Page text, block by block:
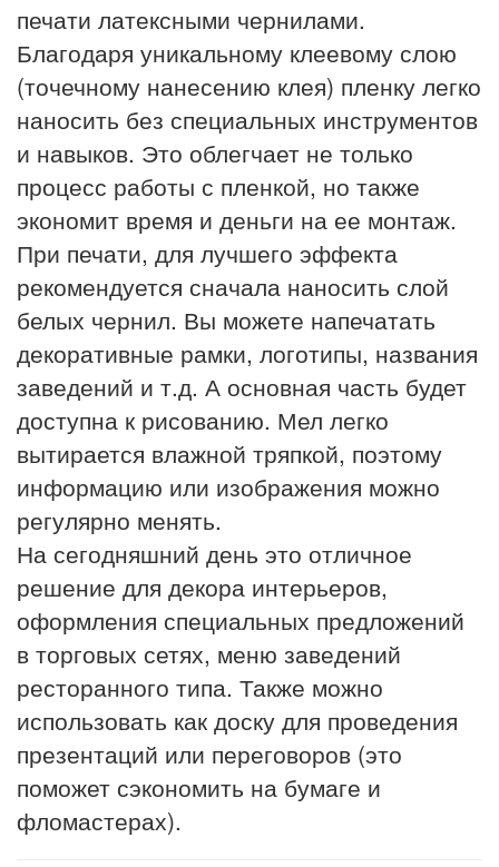
печати латексными чернилами.
Благодаря уникальному клеевому слою
(точечному нанесению клея) пленку легко
наносить без специальных инструментов
и навыков. Это облегчает не только
процесс работы с пленкой, но также
экономит время и деньги на ее монтаж.
При печати, для лучшего эффекта
рекомендуется сначала наносить слой
белых чернил. Вы можете напечатать
декоративные рамки, логотипы, названия
заведений и т.д. А основная часть будет
доступна к рисованию. Мел легко
вытирается влажной тряпкой, поэтому
информацию или изображения можно
регулярно менять.
На сегодняшний день это отличное
решение для декора интерьеров,
оформления специальных предложений
в торговых сетях, меню заведений
ресторанного типа. Также можно
использовать как доску для проведения
презентаций или переговоров (это
поможет сэкономить на бумаге и
фломастерах).